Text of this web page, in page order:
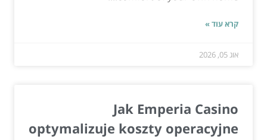
קרא עוד »
אוג 05, 2026
Jak Emperia Casino
optymalizuje koszty operacyjne